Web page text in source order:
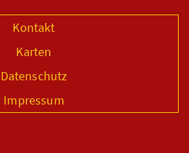
Kontakt
Karten
Datenschutz
Impressum